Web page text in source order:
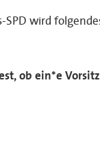
wird
ob ein*e